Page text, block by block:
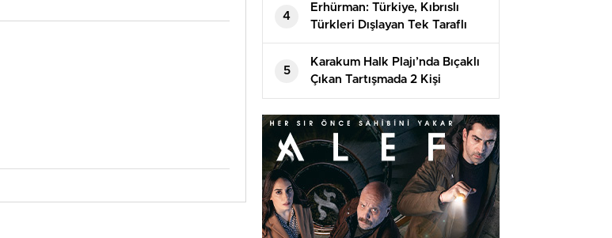
4
Erhürman: Türkiye, Kıbrıslı
Türkleri Dışlayan Tek Taraflı
Girişimlere İzin Vermeyecek
5
Karakum Halk Plajı’nda Bıçaklı
Çıkan Tartışmada 2 Kişi
Tutuklandı